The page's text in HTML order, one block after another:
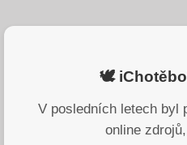
🕊️
V posledních letech byl
online